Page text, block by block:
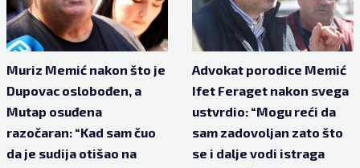
Muriz Memić nakon što je
Dupovac oslobođen, a
Mutap osuđena
razočaran: “Kad sam čuo
da je sudija otišao na
Advokat porodice Memić
Ifet Feraget nakon svega
ustvrdio: “Mogu reći da
sam zadovoljan zato što
se i dalje vodi istraga